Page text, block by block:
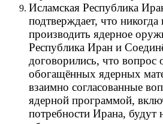
Исламская Республика
подтверждает, что никогда
производить ядерное
Республика Иран и
договорились, что вопрос
обогащённых ядерных
взаимно согласованные
ядерной программой,
потребности Ирана,